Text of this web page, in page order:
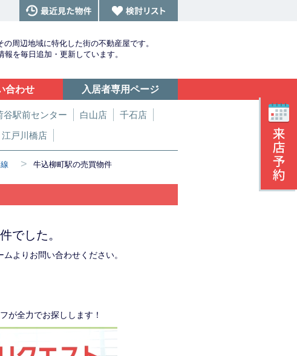
周辺地域に特化した街の不動産屋です。
を毎日追加・更新しています。
合わせ 入居者専用ページ
谷駅前センター 白山店
千石店
江戸川橋店
> 牛込柳町駅の売買物件
でした。
よりお問い合わせください。
が全力でお探しします！